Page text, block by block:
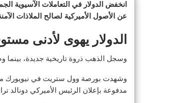
انخفض الدولار في التعاملات الآسيوية
عن الأصول الأميركية لصالح الملاذات
الدولار يهوى لأدنى مستوى في 10 سنوات أمام
وسجل الذهب ذروة تاريخية جديدة،
وشهدت بورصة وول ستريت في نيويورك
مدفوعة بإعلان الرئيس الأميركي